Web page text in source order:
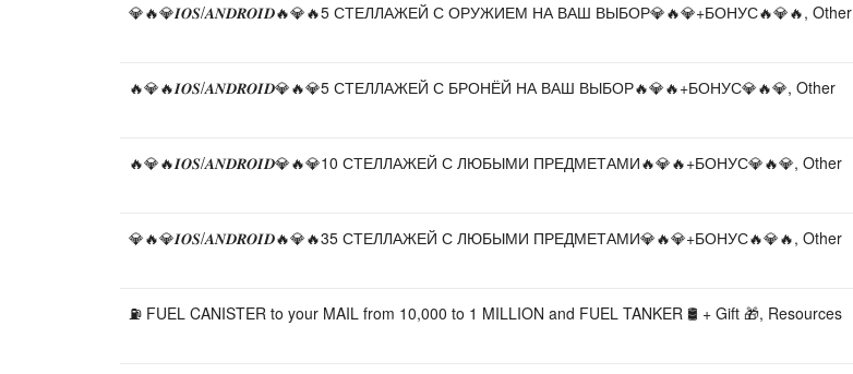
💎🔥💎𝑰𝑶𝑺/𝑨𝑵𝑫𝑹𝑶𝑰𝑫🔥💎🔥5 СТЕЛЛАЖЕЙ С ОРУЖИЕМ НА ВАШ ВЫБОР💎🔥💎+БОНУС🔥💎🔥, Other
🔥💎🔥𝑰𝑶𝑺/𝑨𝑵𝑫𝑹𝑶𝑰𝑫💎🔥💎5 СТЕЛЛАЖЕЙ С БРОНЁЙ НА ВАШ ВЫБОР🔥💎🔥+БОНУС💎🔥💎, Other
🔥💎🔥𝑰𝑶𝑺/𝑨𝑵𝑫𝑹𝑶𝑰𝑫💎🔥💎10 СТЕЛЛАЖЕЙ С ЛЮБЫМИ ПРЕДМЕТАМИ🔥💎🔥+БОНУС💎🔥💎, Other
💎🔥💎𝑰𝑶𝑺/𝑨𝑵𝑫𝑹𝑶𝑰𝑫🔥💎🔥35 СТЕЛЛАЖЕЙ С ЛЮБЫМИ ПРЕДМЕТАМИ💎🔥💎+БОНУС🔥💎🔥, Other
⛽ FUEL CANISTER to your MAIL from 10,000 to 1 MILLION and FUEL TANKER 🛢️ + Gift 🎁, Resources